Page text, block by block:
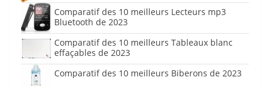
Comparatif des 10 meilleurs Lecteurs mp3
Bluetooth de 2023
Comparatif des 10 meilleurs Tableaux blanc
effaçables de 2023
Comparatif des 10 meilleurs Biberons de 2023